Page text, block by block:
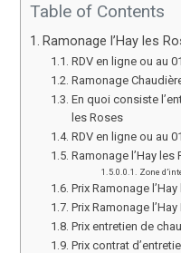
Table of Contents
Ramonage l’Hay les
RDV en ligne ou au
Ramonage
En quoi consiste
les Roses
RDV en ligne ou au
Ramonage l’Hay les
Zone
Prix Ramonage
Prix Ramonage
Prix entretien de
Prix contrat